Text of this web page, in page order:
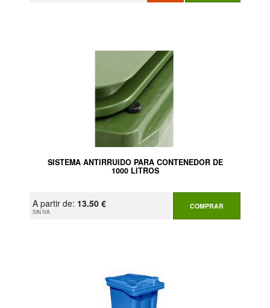
SISTEMA ANTIRRUIDO PARA CONTENEDOR DE
1000 LITROS
A partir de: 13.50 €
SIN IVA
COMPRAR